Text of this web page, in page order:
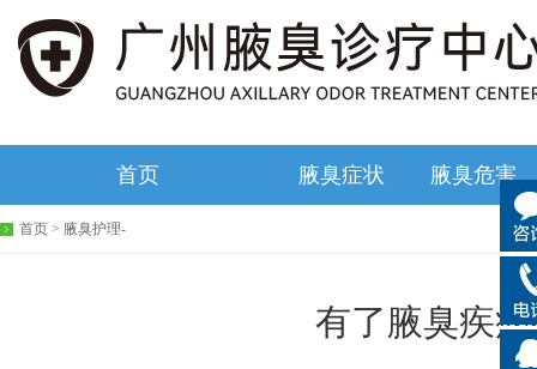
首页 腋臭症状 腋臭危害
首页 > 腋臭护理-
有了腋臭疾